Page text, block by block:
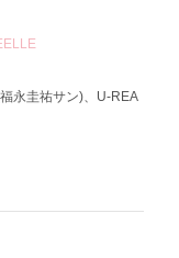
永圭祐サン)、U-REA